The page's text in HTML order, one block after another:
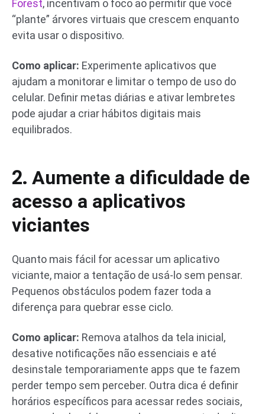
Forest, incentivam o foco ao permitir que você
“plante” árvores virtuais que crescem enquanto
evita usar o dispositivo.
Como aplicar: Experimente aplicativos que
ajudam a monitorar e limitar o tempo de uso do
celular. Definir metas diárias e ativar lembretes
pode ajudar a criar hábitos digitais mais
equilibrados.
2. Aumente a dificuldade de
acesso a aplicativos
viciantes
Quanto mais fácil for acessar um aplicativo
viciante, maior a tentação de usá-lo sem pensar.
Pequenos obstáculos podem fazer toda a
diferença para quebrar esse ciclo.
Como aplicar: Remova atalhos da tela inicial,
desative notificações não essenciais e até
desinstale temporariamente apps que te fazem
perder tempo sem perceber. Outra dica é definir
horários específicos para acessar redes sociais,